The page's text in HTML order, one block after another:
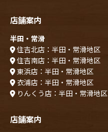
店舗案内
半田・常滑
住吉北店：半田・常滑地区
住吉南店：半田・常滑地区
東浜店：半田・常滑地区
衣浦店：半田・常滑地区
りんくう店：半田・常滑地区
店舗案内